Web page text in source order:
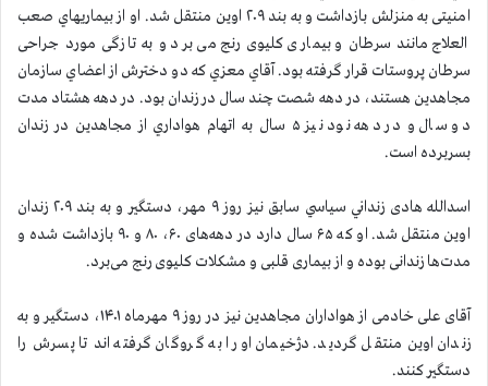
امنیتی به منزلش بازداشت و به بند ۲۰۹ اوین منتقل شد. او از بيماريهاي صعب
العلاج مانند سرطان و بیماری کلیوی رنج می برد و به تازگی مورد جراحی
سرطان پروستات قرار گرفته بود. آقاي معزي كه دو دخترش از اعضاي سازمان
مجاهدين هستند، در دهه شصت چند سال در زندان بود. در دهه هشتاد مدت
دو سال و در دهه نود نيز ۵ سال به اتهام هواداري از مجاهدين در زندان
بسربرده است.
اسدالله هادی زنداني سياسي سابق نیز روز ۹ مهر، دستگير و به بند ۲۰۹ زندان
اوین منتقل شد. او كه ۶۵ سال دارد در دهه‌های ۶۰، ۸۰ و ۹۰ بازداشت شده و
مدت‌ها زندانی بوده و از بیماری قلبی و مشکلات کلیوی رنج می‌برد.
آقای علی خادمی از هواداران مجاهدين نیز در روز ۹ مهرماه ۱۴۰۱، دستگیر و به
زندان اوین منتقل گردید. دژخيمان او را به گروگان گرفته اند تا پسرش را
دستگير كنند.